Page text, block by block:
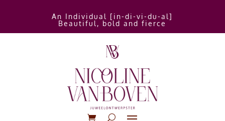
An Individual [in-di-vi-du-al]
Beautiful, bold and fierce